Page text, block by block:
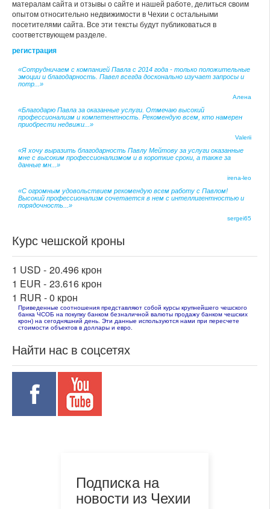
матералам сайта и отзывы о сайте и нашей работе, делиться своим
опытом относительно недвижимости в Чехии с остальными
посетителями сайта. Все эти тексты будут публиковаться в
соответствующем разделе.
регистрация
«Сотрудничаем с компанией Павла с 2014 года - только положительные
эмоции и благодарность. Павел всегда досконально изучает запросы и
потр...»
Алена
«Благодарю Павла за оказанные услуги. Отмечаю высокий
профессионализм и компетентность. Рекомендую всем, кто намерен
приобрести недвижи...»
Valerii
«Я хочу выразить благодарность Павлу Мейтову за услуги оказанные
мне с высоким профессионализмом и в короткие сроки, а также за
данные мн...»
irena-leo
«С огромным удовольствием рекомендую всем работу с Павлом!
Высокий профессионализм сочетается в нем с интеллигентностью и
порядочность...»
sergei65
Курс чешской кроны
1 USD - 20.496 крон
1 EUR - 23.616 крон
1 RUR -0 крон
Приведенные соотношения представляют собой курсы крупнейшего чешского
банка ЧСОБ на покупку банком безналичной валюты продажу банком чешских
крон) на сегодняшний день. Эти данные используются нами при пересчете
стоимости объектов в доллары и евро.
Найти нас в соцсетях
Подписка на
новости из Чехии